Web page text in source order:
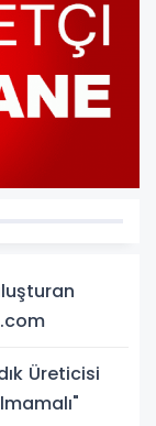
Üreticisi